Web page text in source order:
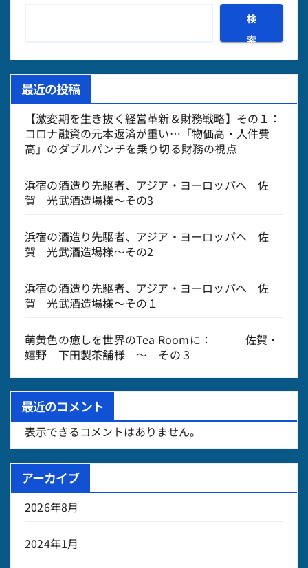
検
索
最近の投稿
【激変期を生き抜く経営革新＆財務戦略】その１：
コロナ融資の元本返済が重い…「物価高・人件費
高」のダブルパンチを乗り切る財務の視点
浜宿の酒造り先駆者、アジア・ヨーロッパへ 佐
賀 光武酒造場様～その3
浜宿の酒造り先駆者、アジア・ヨーロッパへ 佐
賀 光武酒造場様～その2
浜宿の酒造り先駆者、アジア・ヨーロッパへ 佐
賀 光武酒造場様～その１
萌黄色の癒しを世界のTea Roomに： 佐賀・
嬉野 下田製茶舗様 ～ その３
最近のコメント
表示できるコメントはありません。
アーカイブ
2026年8月
2024年1月